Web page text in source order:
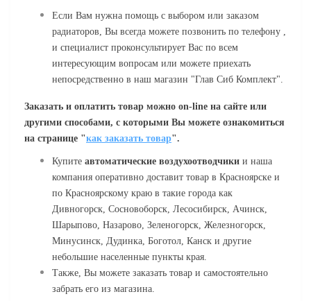
Если Вам нужна помощь с выбором или заказом
радиаторов, Вы всегда можете позвонить по телефону ,
и специалист проконсультирует Вас по всем
интересующим вопросам или можете приехать
непосредственно в наш магазин "Глав Сиб Комплект".
Заказать и оплатить товар можно on-line на сайте или
другими способами, с которыми Вы можете ознакомиться
на странице "как заказать товар".
Купите автоматические воздухоотводчики и наша
компания оперативно доставит товар в Красноярске и
по Красноярскому краю в такие города как
Дивногорск, Сосновоборск, Лесосибирск, Ачинск,
Шарыпово, Назарово, Зеленогорск, Железногорск,
Минусинск, Дудинка, Боготол, Канск и другие
небольшие населенные пункты края.
Также, Вы можете заказать товар и самостоятельно
забрать его из магазина.